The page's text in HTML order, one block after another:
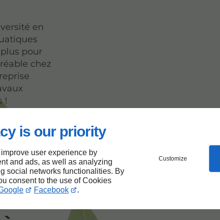
is our priority
user experience by
and ads, as well as analyzing
social networks functionalities. By
consent to the use of Cookies
Facebook .
Customize
en
pour
chez
!
au